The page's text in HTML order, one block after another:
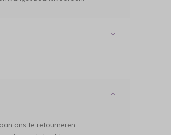
ons te retourneren